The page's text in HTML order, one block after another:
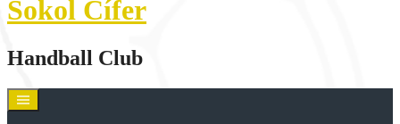
Sokol Cífer
Handball Club